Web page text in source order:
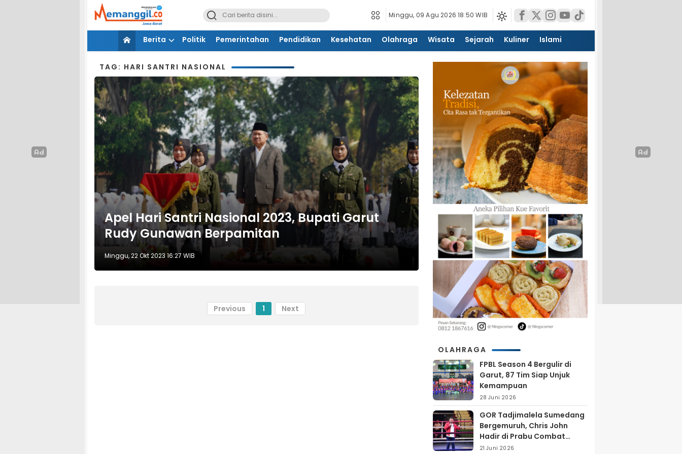
Minggu, 09 Agu 2026 18:50 WIB
Berita Politik Pemerintahan Pendidikan Kesehatan Olahraga Wisata Sejarah Kuliner Islami
TAG: HARI SANTRI NASIONAL
Apel Hari Santri Nasional 2023, Bupati Garut
Rudy Gunawan Berpamitan
Minggu, 22 Okt 2023 16:27 WIB
Previous 1 Next
OLAHRAGA
FPBL Season 4 Bergulir di
Garut, 87 Tim Siap Unjuk
Kemampuan
28 Juni 2026
GOR Tadjimalela Sumedang
Bergemuruh, Chris John
Hadir di Prabu Combat
Series 2026
21 Juni 2026